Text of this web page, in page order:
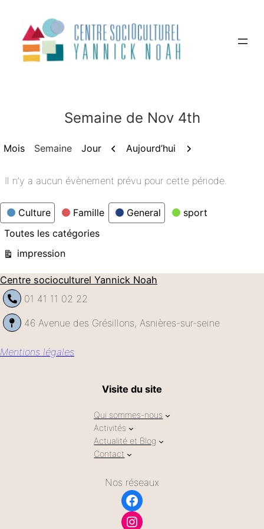
contenu
Semaine de Nov 4th
Mois Semaine Jour Précédent
Aujourd’hui Suivant
Il n’y a aucun évènement prévu pour cette période.
Catégories
Culture Famille General
sport
Toutes les catégories
Vue
impression
Centre socioculturel Yannick Noah
01 41 11 02 22
46 Avenue des Grésillons, Asnières-sur-seine
Mentions légales
Visite du site
Qui sommes-nous
Activités
Actualité et Blog
Contact
Nos réseaux
Facebook
Instagram